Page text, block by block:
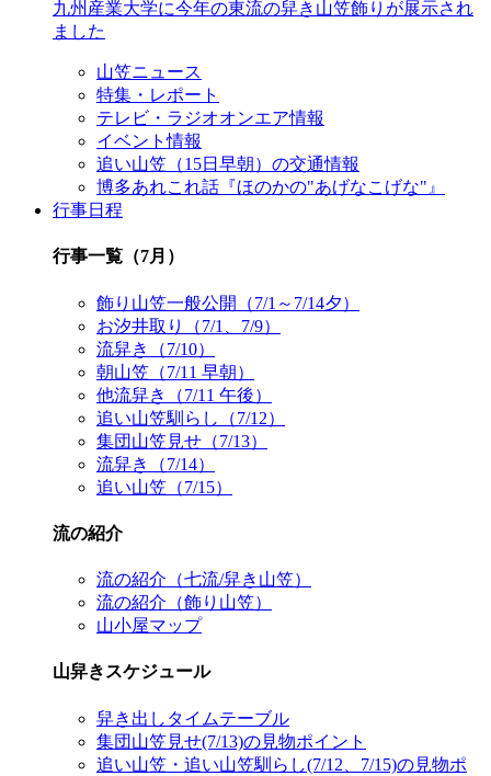
九州産業大学に今年の東流の舁き山笠飾りが展示され
ました
山笠ニュース
特集・レポート
テレビ・ラジオオンエア情報
イベント情報
追い山笠（15日早朝）の交通情報
博多あれこれ話『ほのかの"あげなこげな"』
行事日程
行事一覧（7月）
飾り山笠一般公開（7/1～7/14夕）
お汐井取り（7/1、7/9）
流舁き（7/10）
朝山笠（7/11 早朝）
他流舁き（7/11 午後）
追い山笠馴らし（7/12）
集団山笠見せ（7/13）
流舁き（7/14）
追い山笠（7/15）
流の紹介
流の紹介（七流/舁き山笠）
流の紹介（飾り山笠）
山小屋マップ
山舁きスケジュール
舁き出しタイムテーブル
集団山笠見せ(7/13)の見物ポイント
追い山笠・追い山笠馴らし(7/12、7/15)の見物ポ